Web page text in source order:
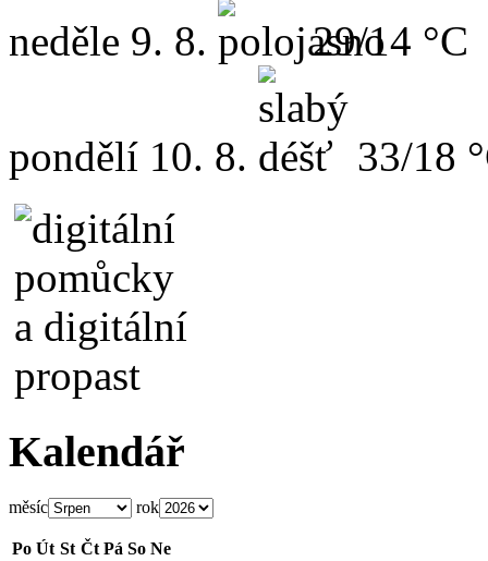
neděle 9. 8. 29/14 °C
pondělí 10. 8. 33/18
Kalendář
měsíc rok
Po Út St Čt Pá So Ne